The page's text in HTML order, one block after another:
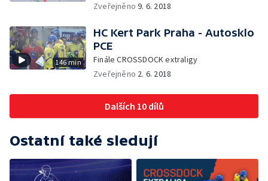
Zveřejněno9. 6. 2018
146 min
HC Kert Park Praha - Autosklo
PCE
Finále CROSSDOCK extraligy
Zveřejněno 2. 6. 2018
Dalších 10 dílů
Ostatní také sledují